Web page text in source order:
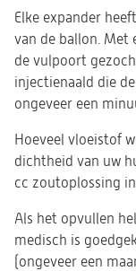
Elke expander
van de ballon. Met
de vulpoort
injectienaald die
ongeveer een
Hoeveel vloeistof
dichtheid van uw
cc zoutoplossing
Als het opvullen
medisch is
(ongeveer een